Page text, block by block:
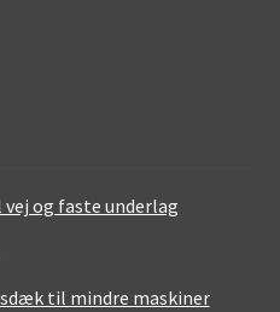
vej og faste underlag
til mindre maskiner